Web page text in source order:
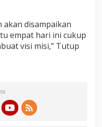
akan disampaikan
empat hari ini cukup
visi misi,” Tutup